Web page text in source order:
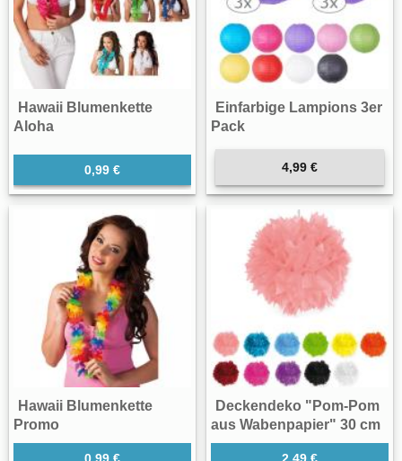
Hawaii Blumenkette
Aloha
0,99 €
Einfarbige Lampions 3er
Pack
4,99 €
Hawaii Blumenkette
Promo
0,99 €
Deckendeko "Pom-Pom
aus Wabenpapier" 30 cm
2,49 €